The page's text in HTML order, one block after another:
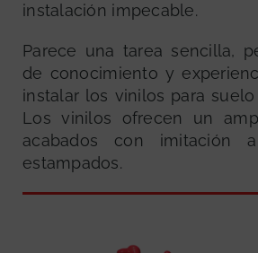
instalación impecable.
Parece una tarea sencilla,
de conocimiento y
instalar los vinilos para
Los vinilos ofrecen un
acabados con imitación
estampados.